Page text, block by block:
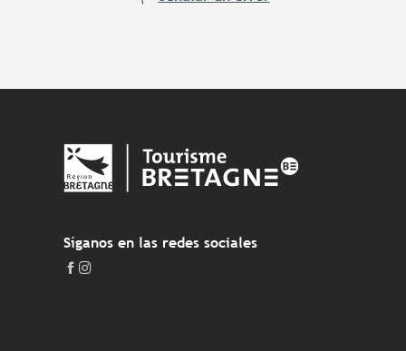
Síganos en las redes sociales